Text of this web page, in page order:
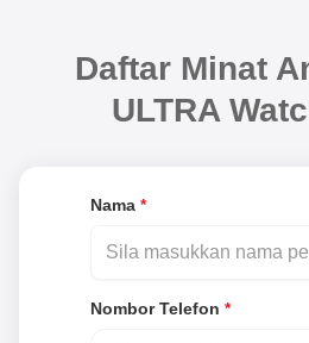
Daftar Minat
ULTRA
Nama *
Nombor Telefon *